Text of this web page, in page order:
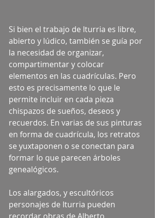
Si bien el trabajo de Iturria es libre,
abierto y lúdico, también se guía por
la necesidad de organizar,
compartimentar y colocar
elementos en las cuadrículas. Pero
esto es precisamente lo que le
permite incluir en cada pieza
chispazos de sueños, deseos y
recuerdos. En varias de sus pinturas
en forma de cuadrícula, los retratos
se yuxtaponen o se conectan para
formar lo que parecen árboles
genealógicos.
Los alargados, y escultóricos
personajes de Iturria pueden